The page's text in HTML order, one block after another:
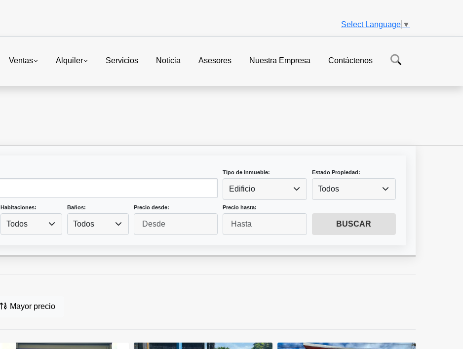
Select Language ▼
Ventas Alquiler Servicios Noticia Asesores Nuestra Empresa Contáctenos
Tipo de inmueble:
Edificio
Estado Propiedad:
Todos
Habitaciones:
Todos
Baños:
Todos
Precio desde: Precio hasta:
BUSCAR
Mayor precio